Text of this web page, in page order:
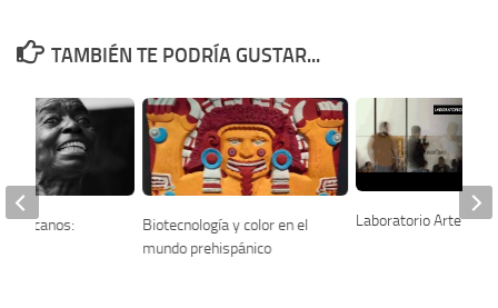
TAMBIÉN TE PODRÍA GUSTAR...
Biotecnología y color en el
mundo prehispánico
Laboratorio Arte